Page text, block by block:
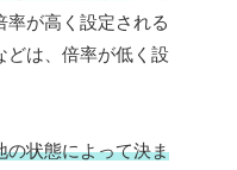
率が高く設定される
どは、倍率が低く設
の状態によって決ま